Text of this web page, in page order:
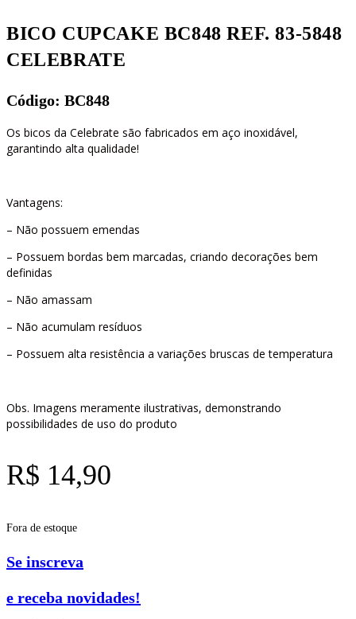
BICO CUPCAKE BC848 REF. 83-5848
CELEBRATE
Código: BC848
Os bicos da Celebrate são fabricados em aço inoxidável,
garantindo alta qualidade!
Vantagens:
– Não possuem emendas
– Possuem bordas bem marcadas, criando decorações bem
definidas
– Não amassam
– Não acumulam resíduos
– Possuem alta resistência a variações bruscas de temperatura
Obs. Imagens meramente ilustrativas, demonstrando
possibilidades de uso do produto
R$ 14,90
Fora de estoque
Se inscreva
e receba novidades!